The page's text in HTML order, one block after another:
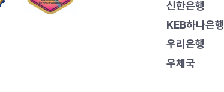
신한은행
KEB하나은행
우리은행
우체국